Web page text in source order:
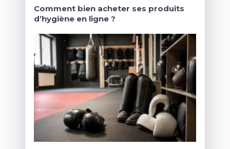
Comment bien acheter ses produits
d’hygiène en ligne ?